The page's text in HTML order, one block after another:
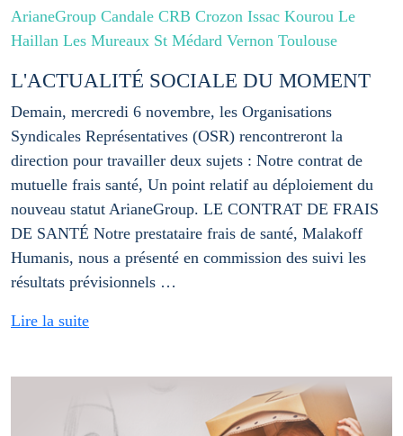
ArianeGroup Candale CRB Crozon Issac Kourou Le
Haillan Les Mureaux St Médard Vernon Toulouse
L'ACTUALITÉ SOCIALE DU MOMENT
Demain, mercredi 6 novembre, les Organisations
Syndicales Représentatives (OSR) rencontreront la
direction pour travailler deux sujets : Notre contrat de
mutuelle frais santé, Un point relatif au déploiement du
nouveau statut ArianeGroup. LE CONTRAT DE FRAIS
DE SANTÉ Notre prestataire frais de santé, Malakoff
Humanis, nous a présenté en commission des suivi les
résultats prévisionnels …
Lire la suite